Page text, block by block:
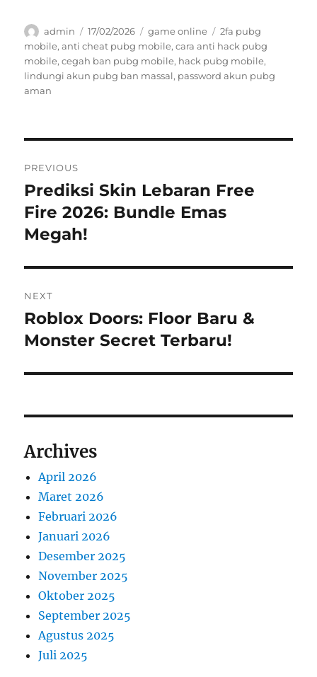
Author
admin
Posted
on
17/02/2026 Categories
game online Tags
2fa pubg
mobile,anti cheat pubg mobile,cara anti hack pubg
mobile,cegah ban pubg mobile, hack pubg mobile,
lindungi akun pubg ban massal, password akun pubg
aman
pos
PREVIOUS
Previous
post:
Prediksi Skin Lebaran Free
Fire 2026: Bundle Emas
Megah!
NEXT
Next
post:
Roblox Doors: Floor Baru &
Monster Secret Terbaru!
Archives
April 2026
Maret 2026
Februari 2026
Januari 2026
Desember 2025
November 2025
Oktober 2025
September 2025
Agustus 2025
Juli 2025